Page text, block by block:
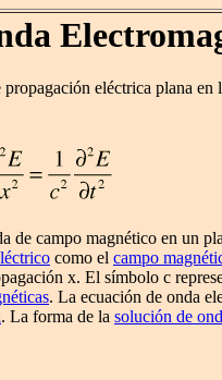
propagación eléctrica plana en
de campo magnético en un
como el campo
x. El símbolo c
. La ecuación de onda
. La forma de la solución de